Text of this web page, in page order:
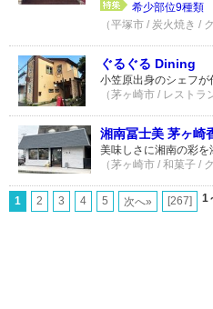
希少部位9種類
（平塚市 / 炭火焼き /
ぐるぐる Dining
小笠原出身のシェフ
（茅ヶ崎市 / レストラ
湘南冨士美 茅ヶ崎
美味しさに湘南の彩
（茅ヶ崎市 / 和菓子 /
1 2 3 4 5 次へ» [267] 1